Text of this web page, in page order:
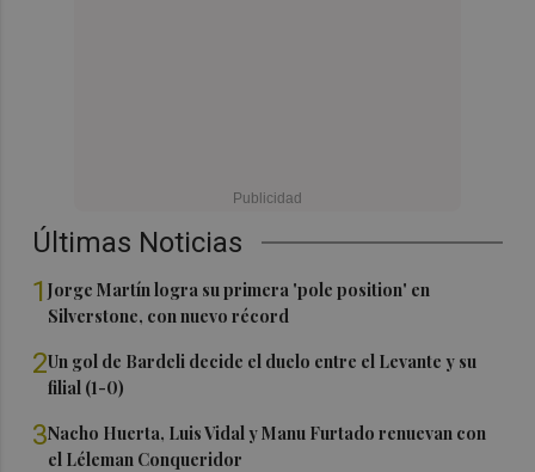
Últimas Noticias
1Jorge Martín logra su primera 'pole position' en
Silverstone, con nuevo récord
2Un gol de Bardeli decide el duelo entre el Levante y su
filial (1-0)
3Nacho Huerta, Luis Vidal y Manu Furtado renuevan con
el Léleman Conqueridor